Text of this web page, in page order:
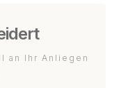
an Ihr Anliegen